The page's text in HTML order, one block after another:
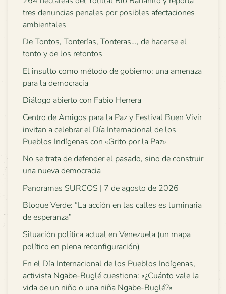
tres denuncias penales por posibles afectaciones
ambientales
De Tontos, Tonterías, Tonteras…, de hacerse el
tonto y de los retontos
El insulto como método de gobierno: una amenaza
para la democracia
Diálogo abierto con Fabio Herrera
Centro de Amigos para la Paz y Festival Buen Vivir
invitan a celebrar el Día Internacional de los
Pueblos Indígenas con «Grito por la Paz»
No se trata de defender el pasado, sino de construir
una nueva democracia
Panoramas SURCOS | 7 de agosto de 2026
Bloque Verde: “La acción en las calles es luminaria
de esperanza”
Situación política actual en Venezuela (un mapa
político en plena reconfiguración)
En el Día Internacional de los Pueblos Indígenas,
activista Ngäbe-Buglé cuestiona: «¿Cuánto vale la
vida de un niño o una niña Ngäbe-Buglé?»